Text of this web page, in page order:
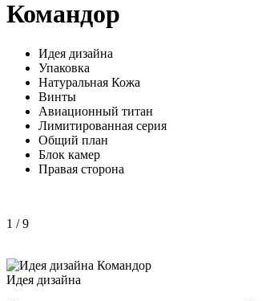
Командор
Идея дизайна
Упаковка
Натуральная Кожа
Винты
Авиационный титан
Лимитированная серия
Общий план
Блок камер
Правая сторона
1 / 9
Идея дизайна